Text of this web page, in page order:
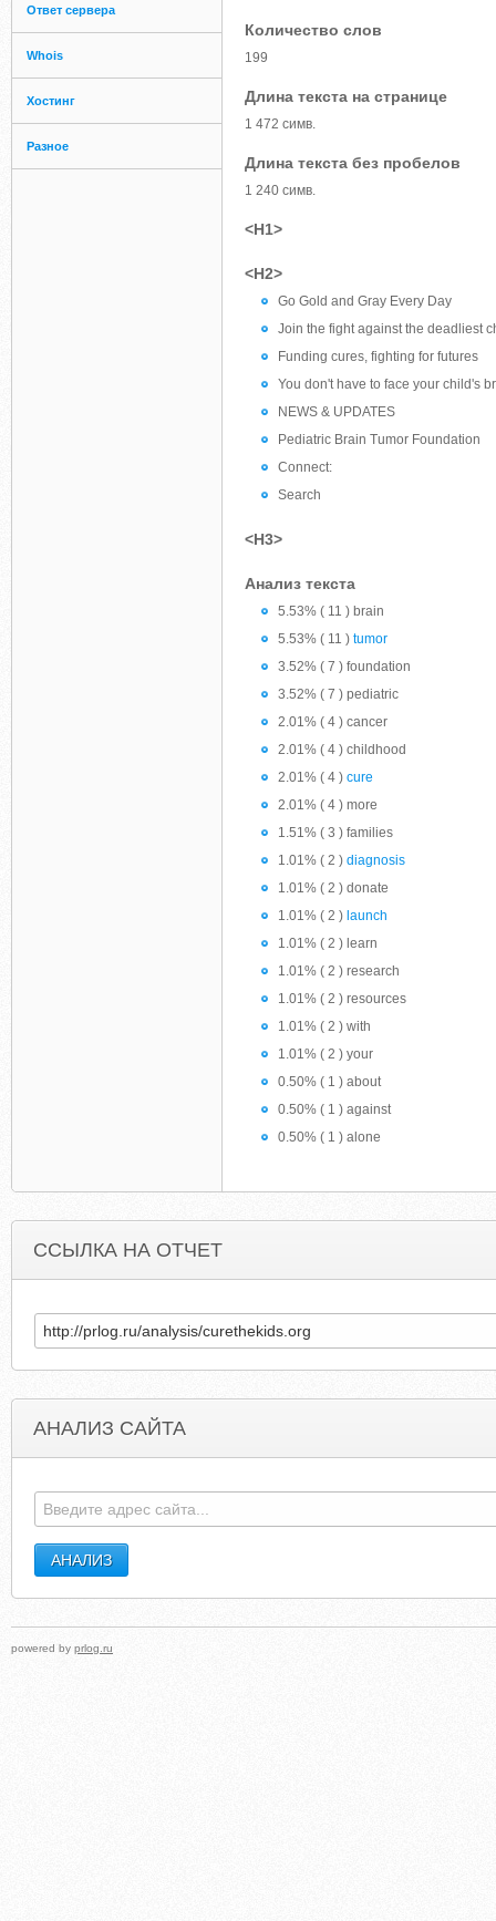
Ответ сервера
Whois
Хостинг
Разное
Количество слов
199
Длина текста на странице
1 472 симв.
Длина текста без пробелов
1 240 симв.
<H1>
<H2>
Go Gold and Gray Every Day
Join the fight against the deadliest
Funding cures, fighting for futures
You don't have to face your child's
NEWS & UPDATES
Pediatric Brain Tumor Foundation
Connect:
Search
<H3>
Анализ текста
5.53% ( 11 ) brain
5.53% ( 11 ) tumor
3.52% ( 7 ) foundation
3.52% ( 7 ) pediatric
2.01% ( 4 ) cancer
2.01% ( 4 ) childhood
2.01% ( 4 ) cure
2.01% ( 4 ) more
1.51% ( 3 ) families
1.01% ( 2 ) diagnosis
1.01% ( 2 ) donate
1.01% ( 2 ) launch
1.01% ( 2 ) learn
1.01% ( 2 ) research
1.01% ( 2 ) resources
1.01% ( 2 ) with
1.01% ( 2 ) your
0.50% ( 1 ) about
0.50% ( 1 ) against
0.50% ( 1 ) alone
ССЫЛКА НА ОТЧЕТ
АНАЛИЗ САЙТА
powered by prlog.ru